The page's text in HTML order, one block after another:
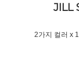
JILL
2가지 컬러 x